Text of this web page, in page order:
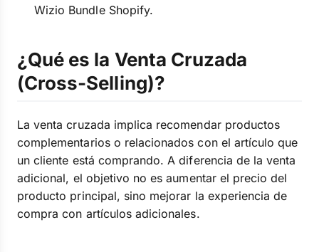
Wizio Bundle Shopify.
¿Qué es la Venta Cruzada
(Cross-Selling)?
La venta cruzada implica recomendar productos
complementarios o relacionados con el artículo que
un cliente está comprando. A diferencia de la venta
adicional, el objetivo no es aumentar el precio del
producto principal, sino mejorar la experiencia de
compra con artículos adicionales.